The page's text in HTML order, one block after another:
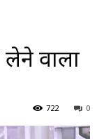
लेने वाला
0
722